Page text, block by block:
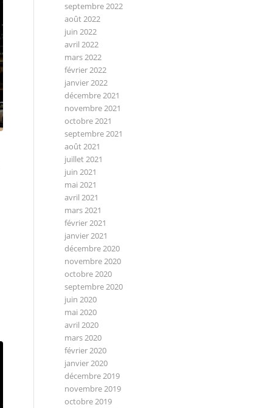
septembre 2022
août 2022
juin 2022
avril 2022
mars 2022
février 2022
janvier 2022
décembre 2021
novembre 2021
octobre 2021
septembre 2021
août 2021
juillet 2021
juin 2021
mai 2021
avril 2021
mars 2021
février 2021
janvier 2021
décembre 2020
novembre 2020
octobre 2020
septembre 2020
juin 2020
mai 2020
avril 2020
mars 2020
février 2020
janvier 2020
décembre 2019
novembre 2019
octobre 2019